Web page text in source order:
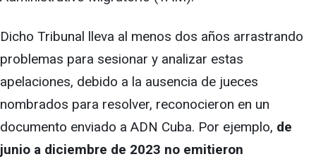
Dicho Tribunal lleva al menos dos años arrastrando
problemas para sesionar y analizar estas
apelaciones, debido a la ausencia de jueces
nombrados para resolver, reconocieron en un
documento enviado a ADN Cuba. Por ejemplo, de
junio a diciembre de 2023 no emitieron